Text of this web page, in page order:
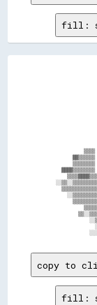
fill:
▓▓▓▓▒▒▒▒▒▒▒▒
copy to
fill: